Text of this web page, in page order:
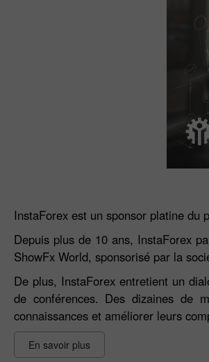
InstaForex est un sponsor platine du
Depuis plus de 10 ans, InstaForex
ShowFx World, sponsorisé par la
De plus, InstaForex entretient un
de conférences. Des dizaines de
connaissances et améliorer leurs
En savoir plus